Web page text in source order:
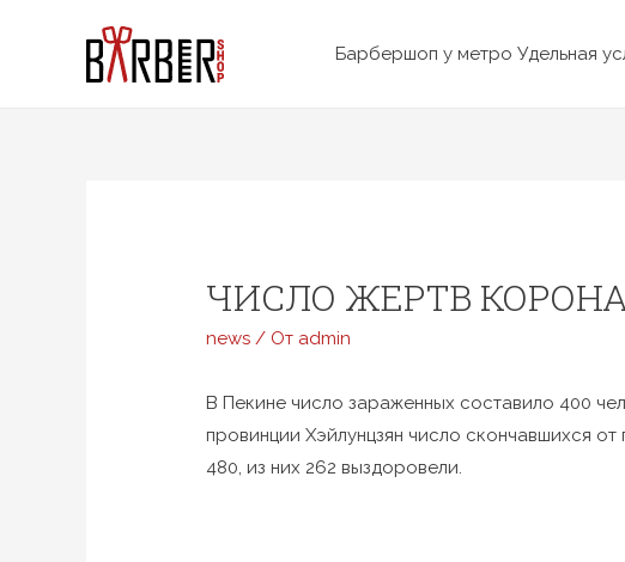
содержимому
Барбершоп у метро Удельная
ЧИСЛО ЖЕРТВ
news / От admin
В Пекине число зараженных составило 400
провинции Хэйлунцзян число скончавшихся
480, из них 262 выздоровели.